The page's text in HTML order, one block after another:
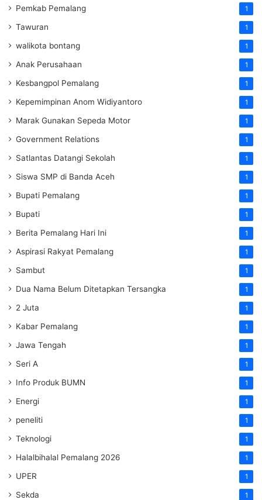
Pemkab Pemalang 1
Tawuran 1
walikota bontang 1
Anak Perusahaan 1
Kesbangpol Pemalang 1
Kepemimpinan Anom Widiyantoro 1
Marak Gunakan Sepeda Motor 1
Government Relations 1
Satlantas Datangi Sekolah 1
Siswa SMP di Banda Aceh 1
Bupati Pemalang 1
Bupati 1
Berita Pemalang Hari Ini 1
Aspirasi Rakyat Pemalang 1
Sambut 1
Dua Nama Belum Ditetapkan Tersangka 1
2 Juta 1
Kabar Pemalang 1
Jawa Tengah 1
Seri A 1
Info Produk BUMN 1
Energi 1
peneliti 1
Teknologi 1
Halalbihalal Pemalang 2026 1
UPER 1
Sekda 1